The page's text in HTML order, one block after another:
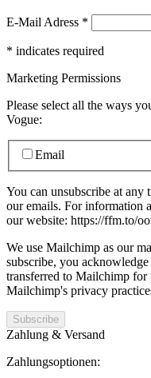
E-Mail Adress *
* indicates required
Marketing Permissions
Please select all the ways
Vogue:
Email
You can unsubscribe at
our emails. For information
our website: https://ffm.to/
We use Mailchimp as our
subscribe, you
transferred to Mailchimp for
Mailchimp's privacy
Zahlung & Versand
Zahlungsoptionen: